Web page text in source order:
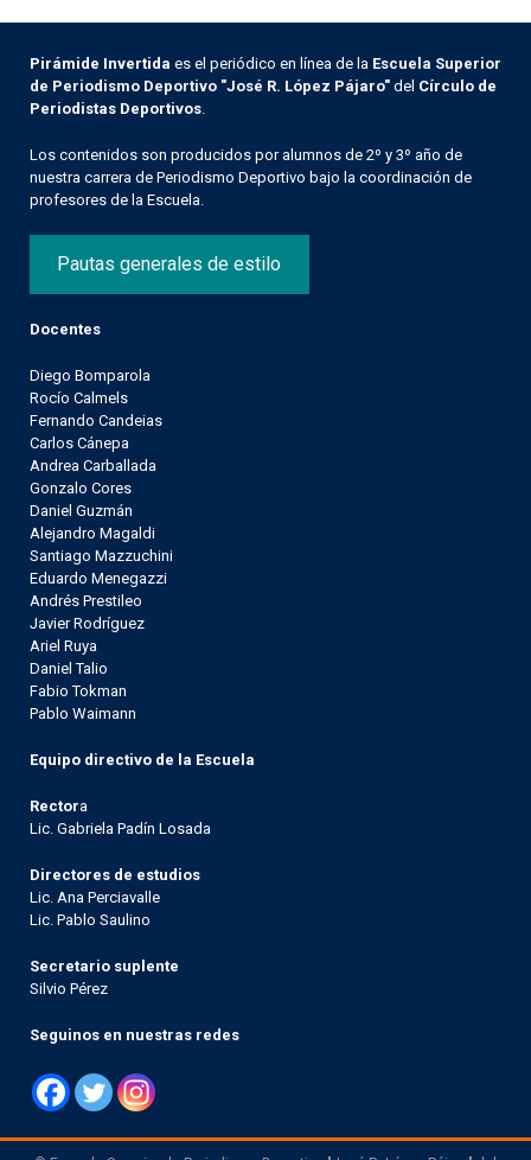
Pirámide Invertida es el periódico en línea de la Escuela Superior
de Periodismo Deportivo "José R. López Pájaro" del Círculo de
Periodistas Deportivos.
Los contenidos son producidos por alumnos de 2º y 3º año de
nuestra carrera de Periodismo Deportivo bajo la coordinación de
profesores de la Escuela.
Pautas generales de estilo
Docentes
Diego Bomparola
Rocío Calmels
Fernando Candeias
Carlos Cánepa
Andrea Carballada
Gonzalo Cores
Daniel Guzmán
Alejandro Magaldi
Santiago Mazzuchini
Eduardo Menegazzi
Andrés Prestileo
Javier Rodríguez
Ariel Ruya
Daniel Talio
Fabio Tokman
Pablo Waimann
Equipo directivo de la Escuela
Rectora
Lic. Gabriela Padín Losada
Directores de estudios
Lic. Ana Perciavalle
Lic. Pablo Saulino
Secretario suplente
Silvio Pérez
Seguinos en nuestras redes